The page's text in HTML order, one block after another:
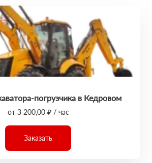
погрузчика в Кедровом
от 3 200,00 ₽ / час
Заказать